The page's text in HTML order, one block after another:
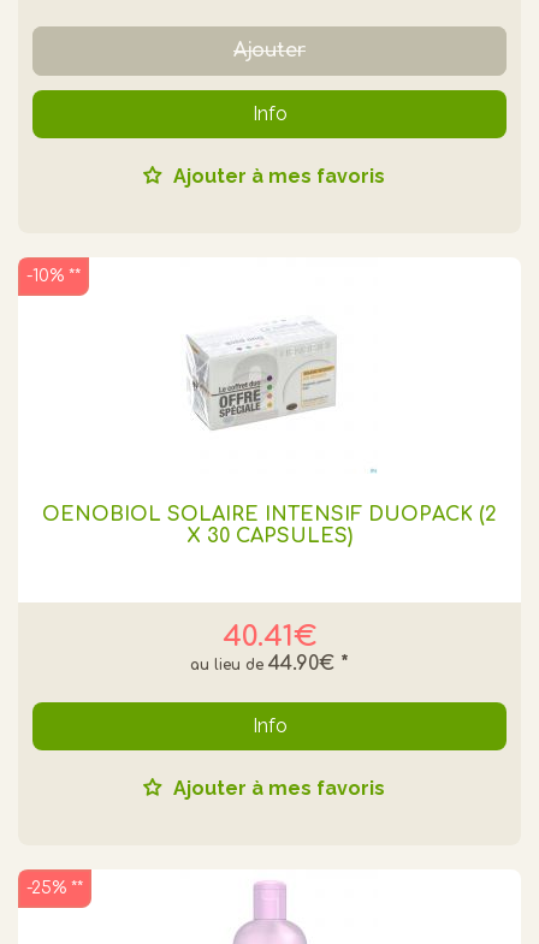
Ajouter
Info
Ajouter à mes favoris
OENOBIOL SOLAIRE INTENSIF DUOPACK (2
X 30 CAPSULES)
40.41€
44.90€ *
-10% **
Info
Ajouter à mes favoris
-25% **